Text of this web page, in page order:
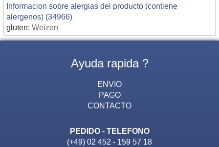
Informacion sobre alergias del producto (contiene
alergenos) (34966)
gluten: Weizen
Ayuda rapida ?
ENVIO
PAGO
CONTACTO
PEDIDO - TELEFONO
(+49) 02 452 - 159 57 18